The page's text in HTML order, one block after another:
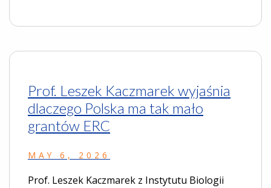
Prof. Leszek Kaczmarek wyjaśnia
dlaczego Polska ma tak mało
grantów ERC
MAY 6, 2026
Prof. Leszek Kaczmarek z Instytutu Biologii